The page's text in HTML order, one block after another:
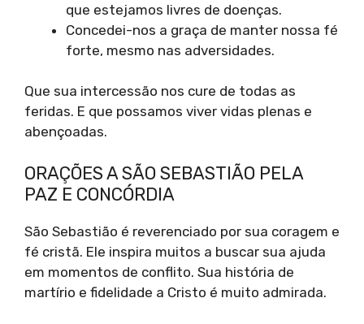
que estejamos livres de doenças.
Concedei-nos a graça de manter nossa fé
forte, mesmo nas adversidades.
Que sua intercessão nos cure de todas as
feridas. E que possamos viver vidas plenas e
abençoadas.
ORAÇÕES A SÃO SEBASTIÃO PELA
PAZ E CONCÓRDIA
São Sebastião é reverenciado por sua coragem e
fé cristã. Ele inspira muitos a buscar sua ajuda
em momentos de conflito. Sua história de
martírio e fidelidade a Cristo é muito admirada.